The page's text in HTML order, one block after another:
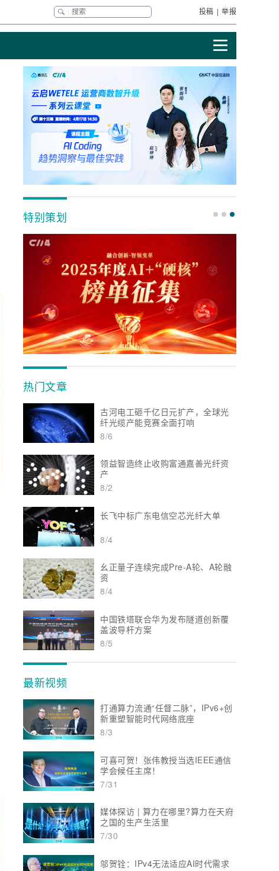
投稿 | 举报
特别策划
热门文章
古河电工砸千亿日元扩产，全球光
纤光缆产能竞赛全面打响
8/6
领益智造终止收购富通嘉善光纤资
产
8/2
长飞中标广东电信空芯光纤大单
8/4
幺正量子连续完成Pre-A轮、A轮融
资
8/4
中国铁塔联合华为发布隧道创新覆
盖波导杆方案
8/5
最新视频
打通算力流通“任督二脉”，IPv6+创
新重塑智能时代网络底座
8/3
可喜可贺！张伟教授当选IEEE通信
学会候任主席！
7/31
媒体探访 | 算力在哪里?算力在天府
之国的生产生活里
7/30
邬贺铨：IPv4无法适应AI时代需求